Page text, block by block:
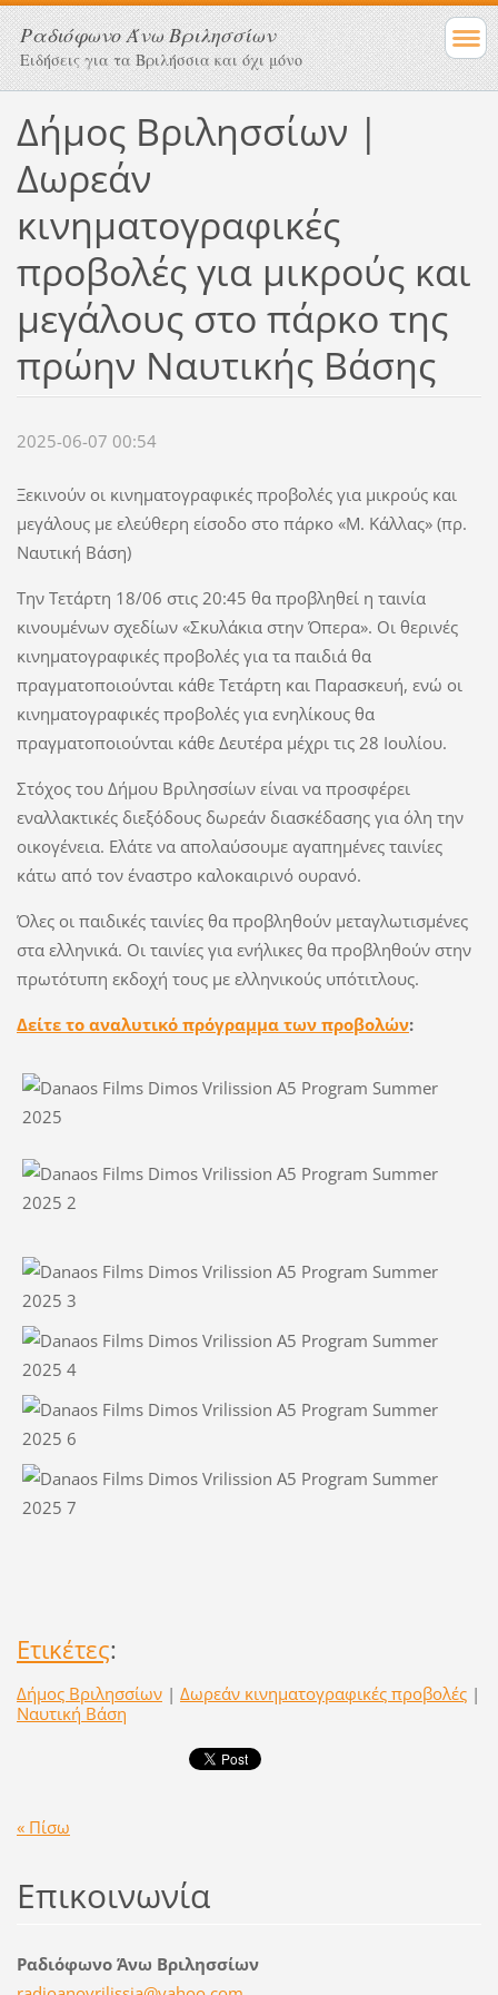
Ραδιόφωνο Άνω Βριλησσίων
Ειδήσεις για τα Βριλήσσια και όχι μόνο
Δήμος Βριλησσίων |
Δωρεάν
κινηματογραφικές
προβολές για μικρούς και
μεγάλους στο πάρκο της
πρώην Ναυτικής Βάσης
2025-06-07 00:54
Ξεκινούν οι κινηματογραφικές προβολές για μικρούς και
μεγάλους με ελεύθερη είσοδο στο πάρκο «Μ. Κάλλας» (πρ.
Ναυτική Βάση)
Tην Τετάρτη 18/06 στις 20:45 θα προβληθεί η ταινία
κινουμένων σχεδίων «Σκυλάκια στην Όπερα». Οι θερινές
κινηματογραφικές προβολές για τα παιδιά θα
πραγματοποιούνται κάθε Τετάρτη και Παρασκευή, ενώ οι
κινηματογραφικές προβολές για ενηλίκους θα
πραγματοποιούνται κάθε Δευτέρα μέχρι τις 28 Ιουλίου.
Στόχος του Δήμου Βριλησσίων είναι να προσφέρει
εναλλακτικές διεξόδους δωρεάν διασκέδασης για όλη την
οικογένεια. Ελάτε να απολαύσουμε αγαπημένες ταινίες
κάτω από τον έναστρο καλοκαιρινό ουρανό.
Όλες οι παιδικές ταινίες θα προβληθούν μεταγλωτισμένες
στα ελληνικά. Οι ταινίες για ενήλικες θα προβληθούν στην
πρωτότυπη εκδοχή τους με ελληνικούς υπότιτλους.
Δείτε το αναλυτικό πρόγραμμα των προβολών:
Ετικέτες:
Δήμος Βριλησσίων | Δωρεάν κινηματογραφικές προβολές |
Ναυτική Βάση
« Πίσω
Επικοινωνία
Ραδιόφωνο Άνω Βριλησσίων